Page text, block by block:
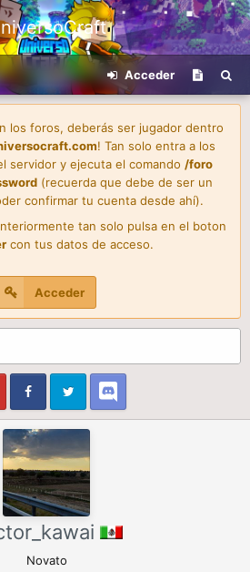
Acceder
los foros, deberás ser jugador dentro
! Tan solo entra a los
servidor y ejecuta el comando /foro
(recuerda que debe de ser un
confirmar tu cuenta desde ahí).
tan solo pulsa en el boton
con tus datos de acceso.
Acceder
Novato